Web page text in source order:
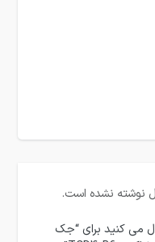
نوشته نشده است.
می کنید برای “جک